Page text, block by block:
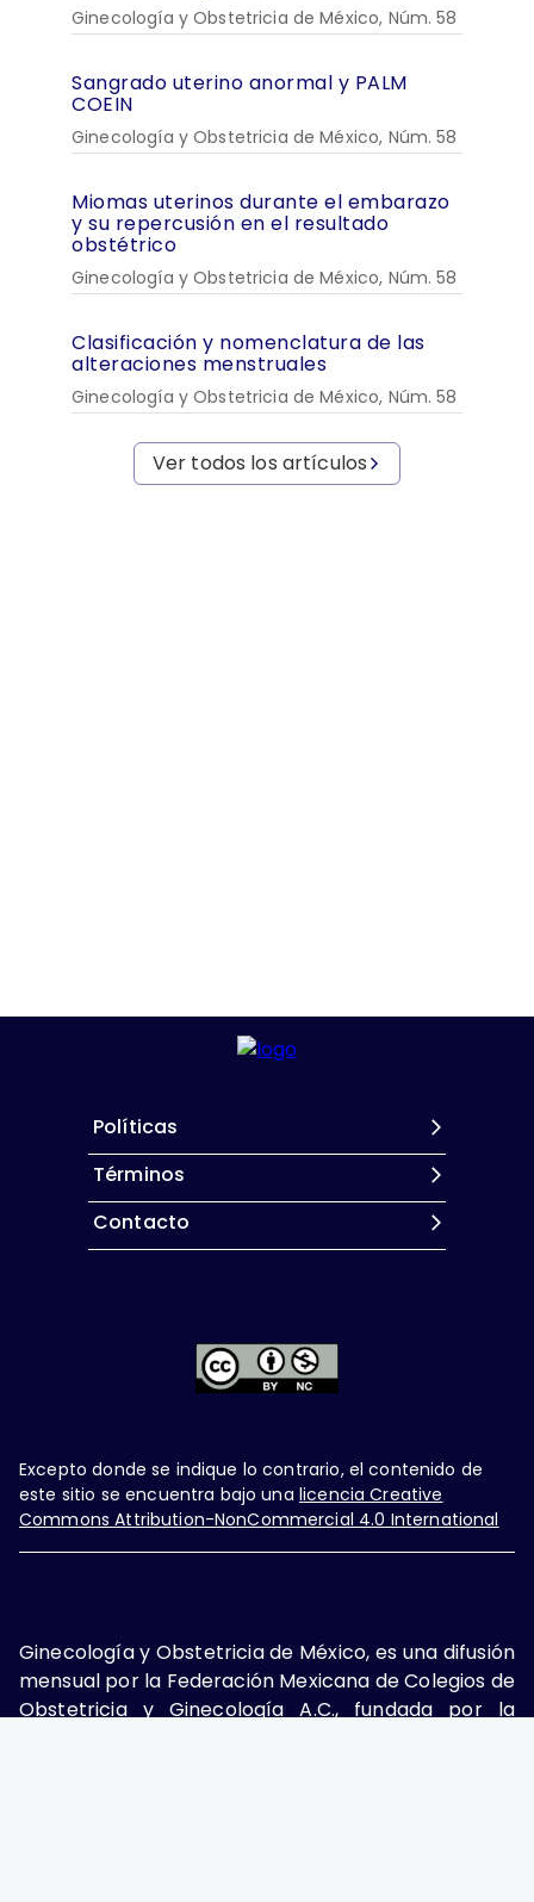
Ginecología y Obstetricia de México, Núm. 58
Sangrado uterino anormal y PALM
COEIN
Ginecología y Obstetricia de México, Núm. 58
Miomas uterinos durante el embarazo
y su repercusión en el resultado
obstétrico
Ginecología y Obstetricia de México, Núm. 58
Clasificación y nomenclatura de las
alteraciones menstruales
Ginecología y Obstetricia de México, Núm. 58
Ver todos los artículos
Políticas
Términos
Contacto
Excepto donde se indique lo contrario, el contenido de
este sitio se encuentra bajo una licencia Creative
Commons Attribution-NonCommercial 4.0 International
Ginecología y Obstetricia de México, es una difusión
mensual por la Federación Mexicana de Colegios de
Obstetricia y Ginecología A.C., fundada por la